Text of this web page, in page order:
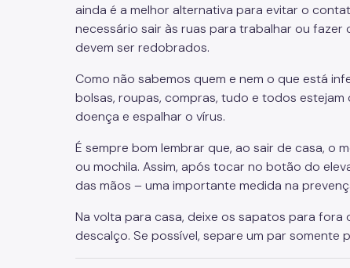
Saúde e Bem-estar
Trabalho
ainda é a melhor alternativa para evitar o
necessário sair às ruas para trabalhar ou
devem ser redobrados.
Como não sabemos quem e nem o que está
bolsas, roupas, compras, tudo e todos
doença e espalhar o vírus.
É sempre bom lembrar que, ao sair de casa, o
ou mochila. Assim, após tocar no botão do
das mãos – uma importante medida na
Na volta para casa, deixe os sapatos para
descalço. Se possível, separe um par somente